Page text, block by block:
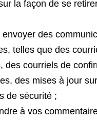
la façon de se
envoyer des
telles que des
des courriels de
des mises à jour
de sécurité ;
à vos